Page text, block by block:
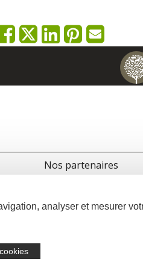
Nos partenaires
analyser et mesurer